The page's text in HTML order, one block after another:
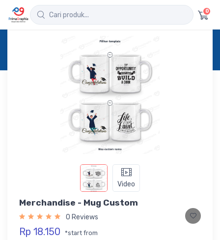
0
Produk
Merchandise - Mug Custom
Video
Merchandise - Mug Custom
0 Reviews
Rp 18.150 *start from